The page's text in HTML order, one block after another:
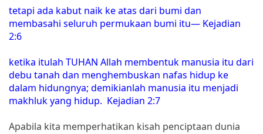
tetapi ada kabut naik ke atas dari bumi dan
membasahi seluruh permukaan bumi itu— Kejadian
2:6
ketika itulah TUHAN Allah membentuk manusia itu dari
debu tanah dan menghembuskan nafas hidup ke
dalam hidungnya; demikianlah manusia itu menjadi
makhluk yang hidup. Kejadian 2:7
Apabila kita memperhatikan kisah penciptaan dunia